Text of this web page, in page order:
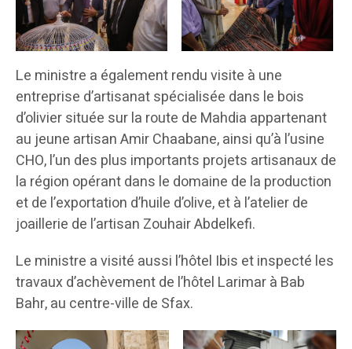
Le ministre a également rendu visite à une
entreprise d’artisanat spécialisée dans le bois
d’olivier située sur la route de Mahdia appartenant
au jeune artisan Amir Chaabane, ainsi qu’à l’usine
CHO, l’un des plus importants projets artisanaux de
la région opérant dans le domaine de la production
et de l’exportation d’huile d’olive, et à l’atelier de
joaillerie de l’artisan Zouhair Abdelkefi.
Le ministre a visité aussi l’hôtel Ibis et inspecté les
travaux d’achèvement de l’hôtel Larimar à Bab
Bahr, au centre-ville de Sfax.